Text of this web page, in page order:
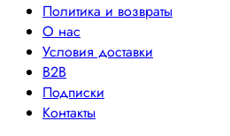
Политика и возвраты
О нас
Условия доставки
B2B
Подписки
Контакты